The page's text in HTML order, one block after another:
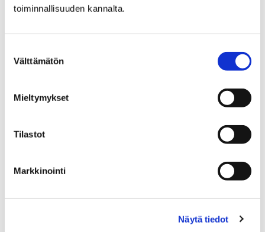
toiminnallisuuden kannalta.
valinta
Välttämätön
Mieltymykset
Tilastot
Markkinointi
Näytä tiedot
Lavian ja Porin välisen asiointia tukevan
21 maaliskuun, 2025
reittiä Pori–Lassila–Lavia–Pori keskiviikkoisin kaksi